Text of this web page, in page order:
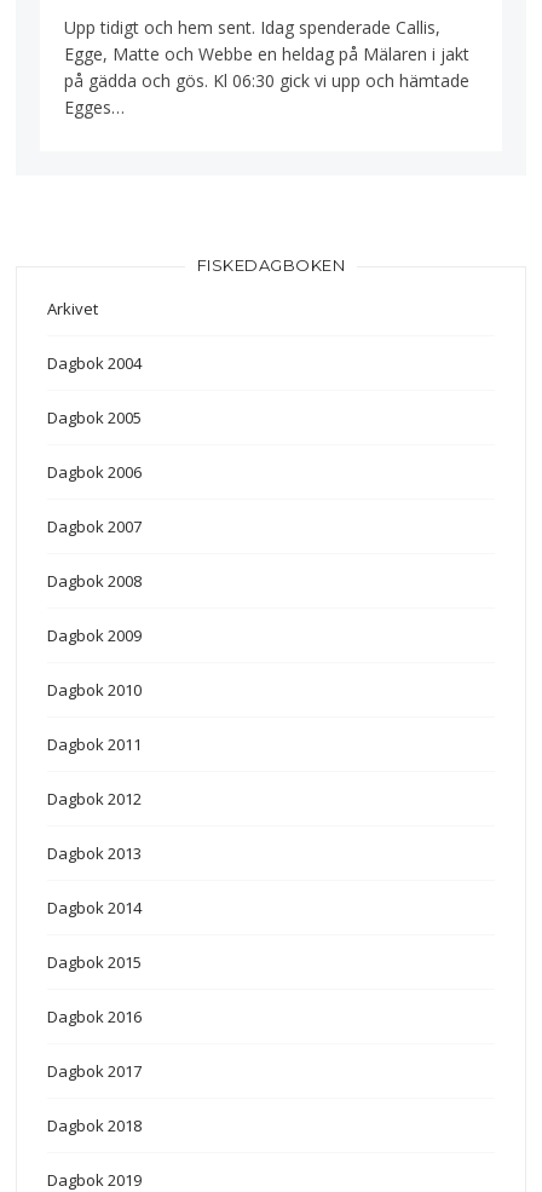
Upp tidigt och hem sent. Idag spenderade Callis,
Egge, Matte och Webbe en heldag på Mälaren i jakt
på gädda och gös. Kl 06:30 gick vi upp och hämtade
Egges…
FISKEDAGBOKEN
Arkivet
Dagbok 2004
Dagbok 2005
Dagbok 2006
Dagbok 2007
Dagbok 2008
Dagbok 2009
Dagbok 2010
Dagbok 2011
Dagbok 2012
Dagbok 2013
Dagbok 2014
Dagbok 2015
Dagbok 2016
Dagbok 2017
Dagbok 2018
Dagbok 2019